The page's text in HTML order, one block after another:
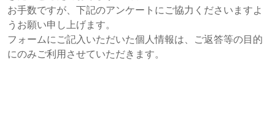
お手数ですが、下記のアンケートにご協力くださいますよ
うお願い申し上げます。
フォームにご記入いただいた個人情報は、ご返答等の目的
にのみご利用させていただきます。